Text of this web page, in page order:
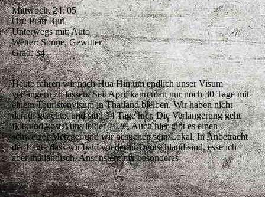
Mittwoch, 24. 05
Ort: Pran Buri
Unterwegs mit: Auto
Wetter: Sonne, Gewitter
Grad: 34
Heute fahren wir nach Hua Hin um endlich unser Visum
verlängern zu lassen. Seit April kann man nur noch 30 Tage mit
einem Touristenvisum in Thailand bleiben. Wir haben nicht
darauf geachtet und sind 34 Tage hier. Die Verlängerung geht
flott und kostet uns leider 102€. Auch hier gibt es einen
schweizer Metzger und wir besuchen sein Lokal. In Anbetracht
der Lage, dass wir bald wieder in Deutschland sind, esse ich
aber thailändisch. Ansonsten: nix besonderes